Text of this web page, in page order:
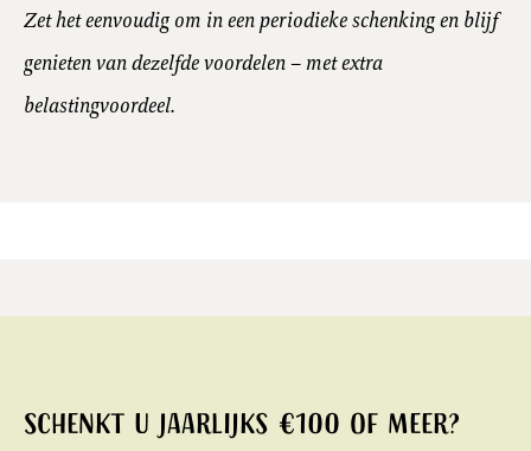
Zet het eenvoudig om in een periodieke schenking en blijf
genieten van dezelfde voordelen – met extra
belastingvoordeel.
Schenkt u jaarlijks €100 of meer?